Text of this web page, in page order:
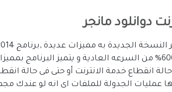
دوانلود مانجر
النهائية تصل سرعتة إلي 600% من السرعه العادية و يتميز
انقطاع خدمة الانترنت أو حتى فى حالة
عمليات الجدولة للملفات اى انه لو عندك